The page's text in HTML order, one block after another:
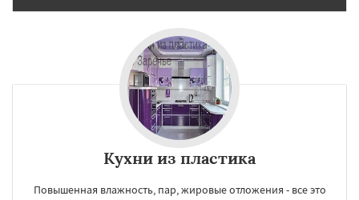
Некрасовское
Октябрьский Правдинский
Родники Свердловск
Софрино Томилино Тучково
Удельная Фосфоритный
Черкизово Черусти
Кухни из пластика
Повышенная влажность, пар, жировые отложения - все это
Даю согласие на обработку персональных данных